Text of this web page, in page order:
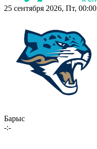
25 сентября 2026, Пт, 00:00
Барыс
-:-